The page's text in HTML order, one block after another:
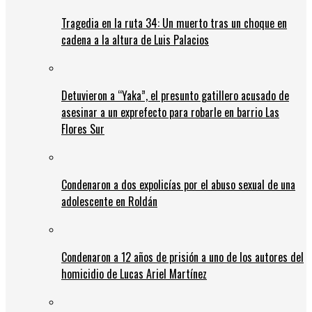
Tragedia en la ruta 34: Un muerto tras un choque en
cadena a la altura de Luis Palacios
Detuvieron a “Yaka”, el presunto gatillero acusado de
asesinar a un exprefecto para robarle en barrio Las
Flores Sur
Condenaron a dos expolicías por el abuso sexual de una
adolescente en Roldán
Condenaron a 12 años de prisión a uno de los autores del
homicidio de Lucas Ariel Martínez